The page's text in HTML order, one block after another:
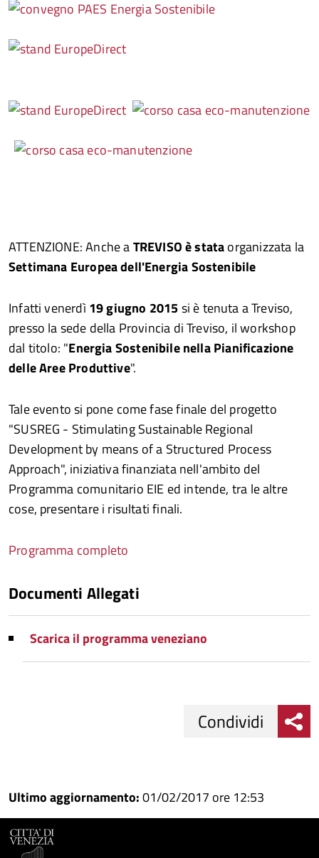
ATTENZIONE: Anche aTREVISO è stataorganizzata la
Settimana Europea dell'Energia Sostenibile
Infatti venerdì19 giugno 2015si è tenuta a Treviso,
presso la sede della Provincia di Treviso, il workshop
dal titolo: "Energia Sostenibile nella Pianificazione
delle Aree Produttive".
Tale evento si pone come fase finale del progetto
"SUSREG - Stimulating Sustainable Regional
Development by means of a Structured Process
Approach", iniziativa finanziata nell'ambito del
Programma comunitario EIE ed intende, tra le altre
cose, presentare i risultati finali.
Programma completo
Documenti Allegati
Scarica il programma veneziano
su
Facebook
Condividi
su
Condividi
Condividi
Ultimo aggiornamento:01/02/2017 ore 12:53